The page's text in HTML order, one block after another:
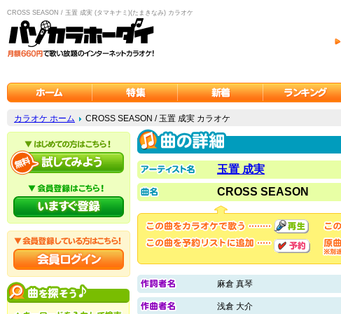
CROSS SEASON / 玉置 成実 (タマキナミ)(たまきなみ) カラオケ
カラオケ ホーム CROSS SEASON / 玉置 成実 カラオケ
玉置 成実
CROSS SEASON
麻倉 真琴
浅倉 大介